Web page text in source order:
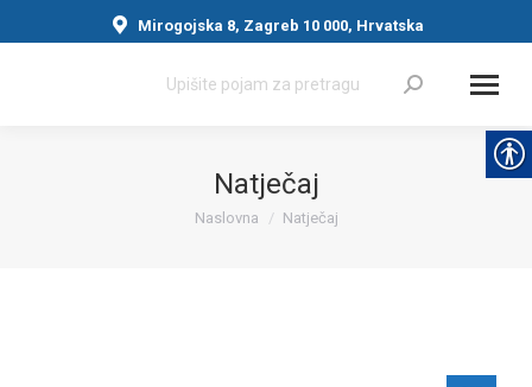
Mirogojska 8, Zagreb 10 000, Hrvatska
Search:
Natječaj
You are here:
Naslovna Natječaj